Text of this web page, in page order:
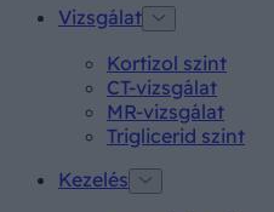
Vizsgálat
Kortizol szint
CT-vizsgálat
MR-vizsgálat
Triglicerid szint
Kezelés